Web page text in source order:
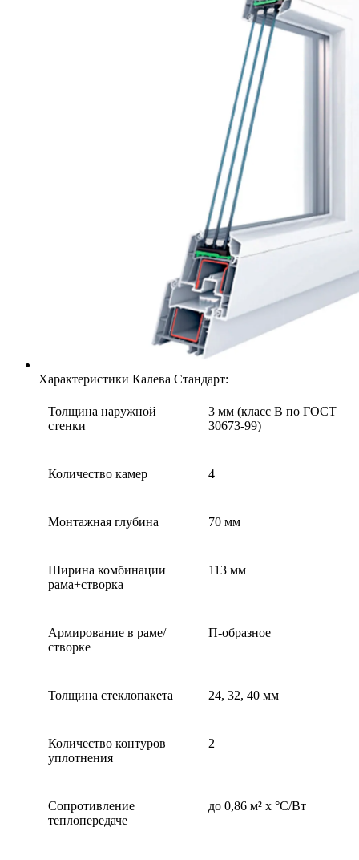
Характеристики Калева Стандарт:
Толщина наружной
стенки
3 мм (класс В по ГОСТ
30673-99)
Количество камер 4
Монтажная глубина 70 мм
Ширина комбинации
рама+створка
113 мм
Армирование в раме/
створке
П-образное
Толщина стеклопакета 24, 32, 40 мм
Количество контуров
уплотнения
2
Сопротивление
теплопередаче
до 0,86 м² х °С/Вт